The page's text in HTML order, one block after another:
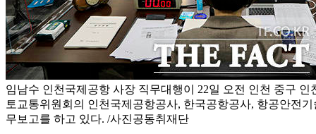
임남수 인천국제공항 사장 직무대행이 22일 오전 인천 중구
토교통위원회의 인천국제공항공사, 한국공항공사, 항공안전
무보고를 하고 있다. /사진공동취재단